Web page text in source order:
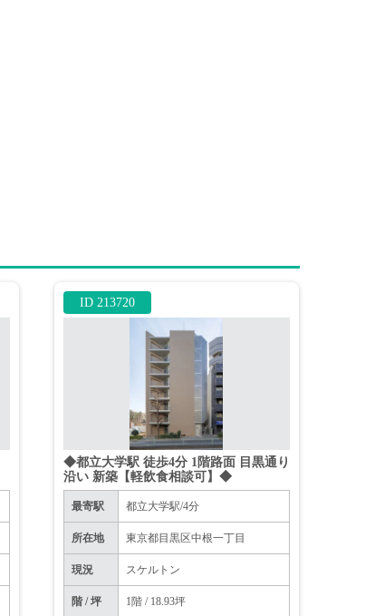
ID 213720
◆都立大学駅 徒歩4分 1階路面 目黒通り
沿い 新築【軽飲食相談可】◆
最寄駅 都立大学駅/4分
所在地 東京都目黒区中根一丁目
現況 スケルトン
階 / 坪 1階 / 18.93坪